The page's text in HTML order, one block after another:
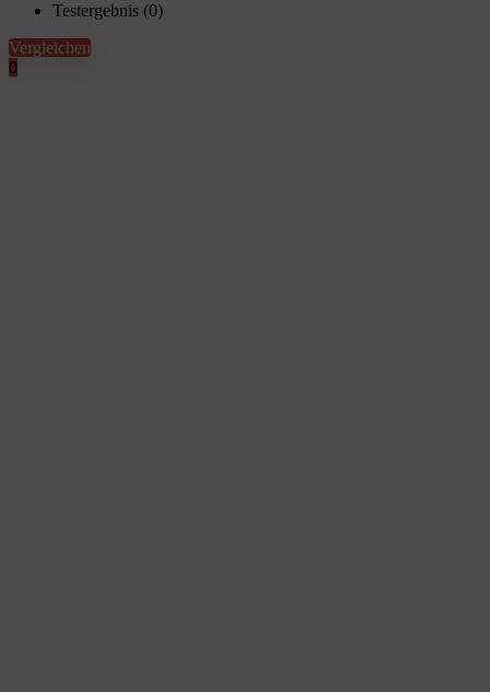
Testergebnis (0)
Vergleichen
0